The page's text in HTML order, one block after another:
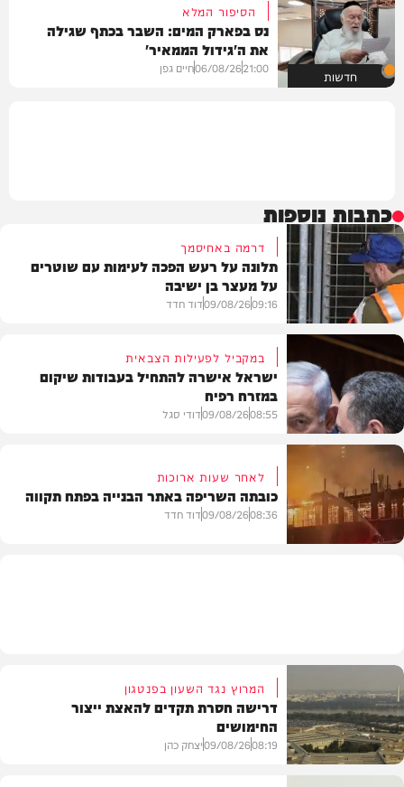
חדשות
הסיפור המלא
נס בפארק המים: השבר בכתף שגילה
את ה'גידול הממאיר'
21:00
06/08/26חיים גפן
כתבות נוספות
חרדים
דרמה באחיסמך
תלונה על רעש הפכה לעימות עם שוטרים
על מעצר בן ישיבה
09:16
09/08/26דוד חדד
חדשות
במקביל לפעילות הצבאית
ישראל אישרה להתחיל בעבודות שיקום
במזרח רפיח
08:55
09/08/26דודי סגל
לאחר שעות ארוכות
כובתה השריפה באתר הבנייה בפתח תקווה
08:36
09/08/26דוד חדד
המרוץ נגד השעון בפנטגון
דרישה חסרת תקדים להאצת ייצור
החימושים
08:19
09/08/26יצחק כהן